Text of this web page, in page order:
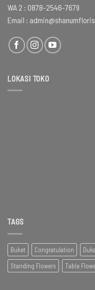
WA 2 : 0878-2546-7679
Email :
LOKASI TOKO
TAGS
Buket Congratulation
Standing Flowers
Table